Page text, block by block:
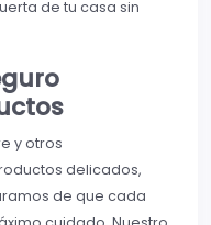
de tu casa sin
y otros
delicados,
de que cada